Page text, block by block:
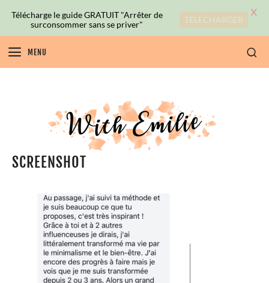
MENU
SCREENSHOT
Télécharge le guide GRATUIT "Arrêter de
surconsommer sans se priver"
TÉLÉCHARGER
X